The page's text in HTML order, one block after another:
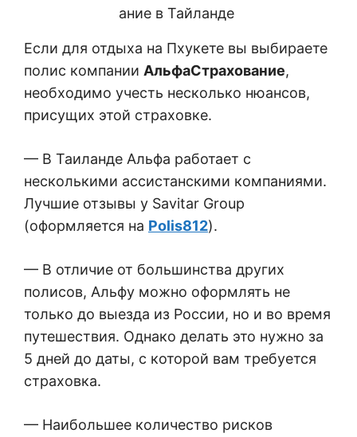
Если для отдыха на Пхукете вы выбираете
полис компании АльфаСтрахование,
необходимо учесть несколько нюансов,
присущих этой страховке.
— В Таиланде Альфа работает с
несколькими ассистанскими компаниями.
Лучшие отзывы у Savitar Group
(оформляется на Polis812).
— В отличие от большинства других
полисов, Альфу можно оформлять не
только до выезда из России, но и во время
путешествия. Однако делать это нужно за
5 дней до даты, с которой вам требуется
страховка.
— Наибольшее количество рисков